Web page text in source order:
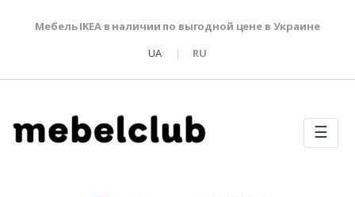
Мебель IKEA в наличии по выгодной цене в Украине
UA
RU
☰